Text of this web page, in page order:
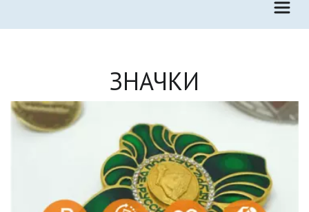
ЗНАЧКИ